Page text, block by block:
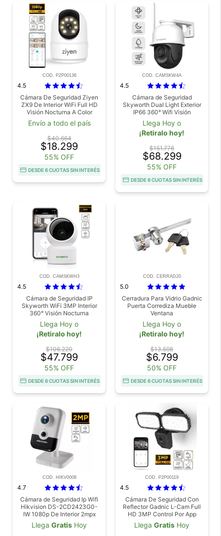
COD. P2P00136
4.5
Cámara De Seguridad Ziyen
ZX9 De Interior WiFi Full HD
Visión Nocturna A Color
Envío a todo el país
$40.664
$18.299
55% OFF
DESDE 6 CUOTAS SIN INTERÉS
COD. CAMSKW4A
4.5
Cámara de Seguridad
Skyworth Dual Light Exterior
IP66 360° Wifi Visión
Nocturna
Llega Hoy o
¡Retiralo hoy!
$151.776
$68.299
55% OFF
DESDE 6 CUOTAS SIN INTERÉS
COD. CAMSKWH3
4.5
Cámara de Seguridad IP
Skyworth WiFi 3MP Interior
360° Visión Nocturna
Llega Hoy o
¡Retiralo hoy!
$106.220
$47.799
55% OFF
DESDE 6 CUOTAS SIN INTERÉS
COD. CERRAD20
5.0
Cerradura Para Vidrio Gadnic
Puerta Corrediza Mueble
Ventana
Llega Hoy o
¡Retiralo hoy!
$13.598
$6.799
50% OFF
DESDE 6 CUOTAS SIN INTERÉS
COD. HIKV0008
4.7
Cámara de Seguridad Ip Wifi
Hikvision DS-2CD2423G0-
IW 1080p De Interior 2mpx
28mm Audio
Llega Gratis Hoy
COD. P2P00119
4.5
Cámara De Seguridad Con
Reflector Gadnic L-Cam Full
HD 3MP Control Por App
Visión Nocturna
Llega Gratis Hoy